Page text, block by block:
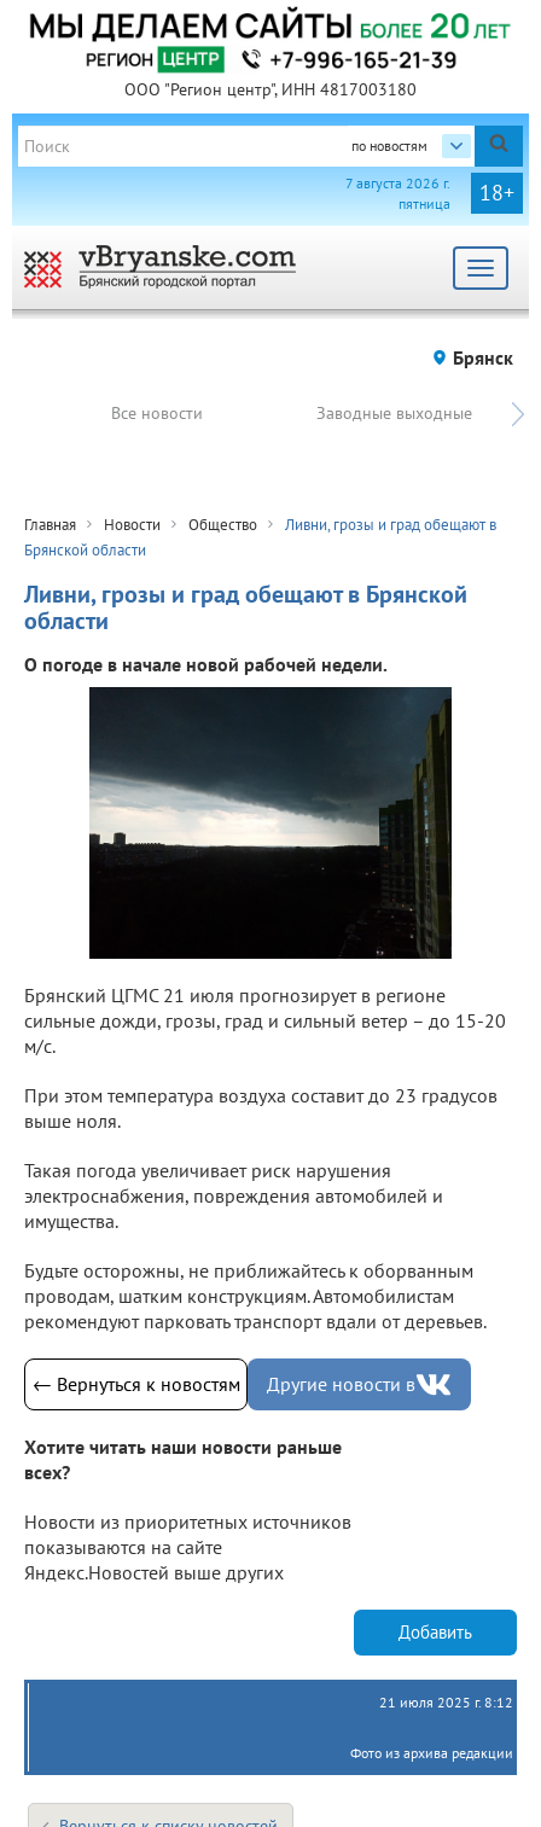
ООО "Регион центр", ИНН 4817003180
по новостям
18+
7 августа 2026 г.
пятница
Toggle
Брянск
Все новости Заводные выходные
Главная Новости Общество
Ливни, грозы и град обещают в
Брянской области
Ливни, грозы и град обещают в Брянской
области
О погоде в начале новой рабочей недели.
Брянский ЦГМС 21 июля прогнозирует в регионе
сильные дожди, грозы, град и сильный ветер – до 15-20
м/с.
При этом температура воздуха составит до 23 градусов
выше ноля.
Такая погода увеличивает риск нарушения
электроснабжения, повреждения автомобилей и
имущества.
Будьте осторожны, не приближайтесь к оборванным
проводам, шатким конструкциям. Автомобилистам
рекомендуют парковать транспорт вдали от деревьев.
← Вернуться к новостям Другие новости в
Хотите читать наши новости раньше
всех?
Новости из приоритетных источников
показываются на сайте
Яндекс.Новостей выше других
Добавить
21 июля 2025 г. 8:12
Фото из архива редакции